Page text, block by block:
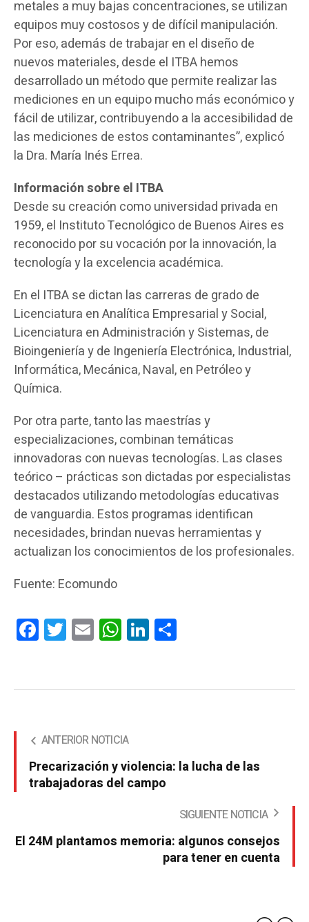
metales a muy bajas concentraciones, se utilizan
equipos muy costosos y de difícil manipulación.
Por eso, además de trabajar en el diseño de
nuevos materiales, desde el ITBA hemos
desarrollado un método que permite realizar las
mediciones en un equipo mucho más económico y
fácil de utilizar, contribuyendo a la accesibilidad de
las mediciones de estos contaminantes”, explicó
la Dra. María Inés Errea.
Información sobre el ITBA
Desde su creación como universidad privada en
1959, el Instituto Tecnológico de Buenos Aires es
reconocido por su vocación por la innovación, la
tecnología y la excelencia académica.
En el ITBA se dictan las carreras de grado de
Licenciatura en Analítica Empresarial y Social,
Licenciatura en Administración y Sistemas, de
Bioingeniería y de Ingeniería Electrónica, Industrial,
Informática, Mecánica, Naval, en Petróleo y
Química.
Por otra parte, tanto las maestrías y
especializaciones, combinan temáticas
innovadoras con nuevas tecnologías. Las clases
teórico – prácticas son dictadas por especialistas
destacados utilizando metodologías educativas
de vanguardia. Estos programas identifican
necesidades, brindan nuevas herramientas y
actualizan los conocimientos de los profesionales.
Fuente: Ecomundo
FacebookTwitterEmail WhatsAppLinkedIn
ANTERIOR NOTICIA
Precarización y violencia: la lucha de las
trabajadoras del campo
SIGUIENTE NOTICIA
El 24M plantamos memoria: algunos consejos
para tener en cuenta